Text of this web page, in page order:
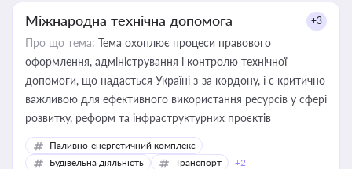
Міжнародна технічна допомога +3
Про що тема: Тема охоплює процеси правового
оформлення, адміністрування і контролю технічної
допомоги, що надається Україні з-за кордону, і є критично
важливою для ефективного використання ресурсів у сфері
розвитку, реформ та інфраструктурних проєктів
Паливно-енергетичний комплекс
Будівельна діяльність
Транспорт +2